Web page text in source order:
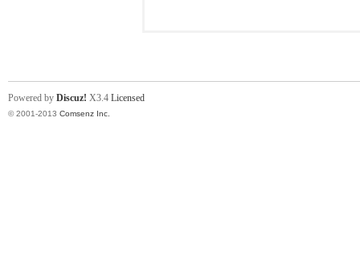
Powered by Discuz! X3.4 Licensed
© 2001-2013 Comsenz Inc.